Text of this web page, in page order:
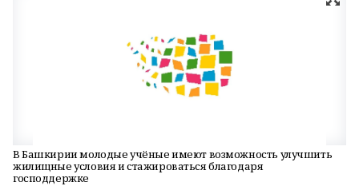
В Башкирии молодые учёные имеют возможность улучшить
жилищные условия и стажироваться благодаря
господдержке